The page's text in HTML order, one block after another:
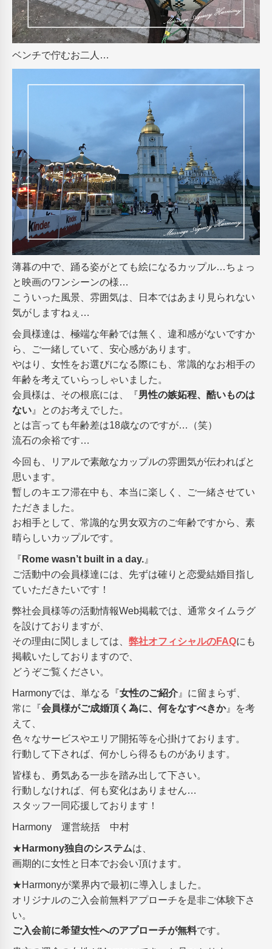
ベンチで佇むお二人…
薄暮の中で、踊る姿がとても絵になるカップル…ちょっ
と映画のワンシーンの様…
こういった風景、雰囲気は、日本ではあまり見られない
気がしますねぇ…
会員様達は、極端な年齢では無く、違和感がないですか
ら、ご一緒していて、安心感があります。
やはり、女性をお選びになる際にも、常識的なお相手の
年齢を考えていらっしゃいました。
会員様は、その根底には、『男性の嫉妬程、酷いものは
ない 』とのお考えでした。
とは言っても年齢差は18歳なのですが…（笑）
流石の余裕です…
今回も、リアルで素敵なカップルの雰囲気が伝わればと
思います。
暫しのキエフ滞在中も、本当に楽しく、ご一緒させてい
ただきました。
お相手として、常識的な男女双方のご年齢ですから、素
晴らしいカップルです。
『 Rome wasn’t built in a day. 』
ご活動中の会員様達には、先ずは確りと恋愛結婚目指し
ていただきたいです！
弊社会員様等の活動情報Web掲載では、通常タイムラグ
を設けておりますが、
その理由に関しましては、 弊社オフィシャルのFAQにも
掲載いたしておりますので、
どうぞご覧ください。
Harmonyでは、単なる『女性のご紹介 』に留まらず、
常に『会員様がご成婚頂く為に、何をなすべきか』を考
えて、
色々なサービスやエリア開拓等を心掛けております。
行動して下されば、何かしら得るものがあります。
皆様も、勇気ある一歩を踏み出して下さい。
行動しなければ、何も変化はありません…
スタッフ一同応援しております！
Harmony 運営統括 中村
★ Harmony独自のシステムは、
画期的に女性と日本でお会い頂けます。
★Harmonyが業界内で最初に導入しました。
オリジナルのご入会前無料アプローチを是非ご体験下さ
い。
ご入会前に希望女性へのアプローチが無料です。